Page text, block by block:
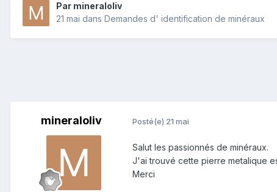
Par mineraloliv
21 mai dans Demandes d' identification de minéraux
mineraloliv Posté(e) 21 mai
Salut les passionnés de minéraux.
J'ai trouvé cette pierre metalique
Merci